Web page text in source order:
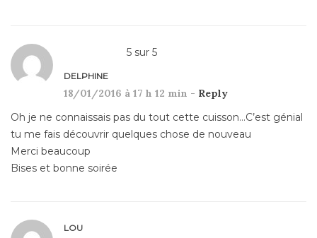
5 sur 5
DELPHINE
18/01/2016 à 17 h 12 min - Reply
Oh je ne connaissais pas du tout cette cuisson…C’est génial
tu me fais découvrir quelques chose de nouveau
Merci beaucoup
Bises et bonne soirée
LOU